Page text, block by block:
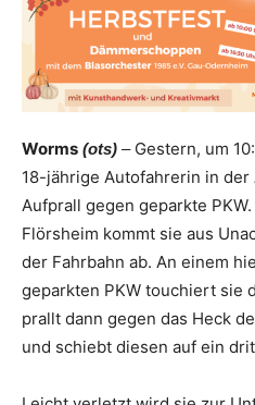
Worms (ots) – Gestern, um
18-jährige Autofahrerin in der
Aufprall gegen geparkte
Flörsheim kommt sie aus
der Fahrbahn ab. An einem
geparkten PKW touchiert sie
prallt dann gegen das Heck
und schiebt diesen auf ein